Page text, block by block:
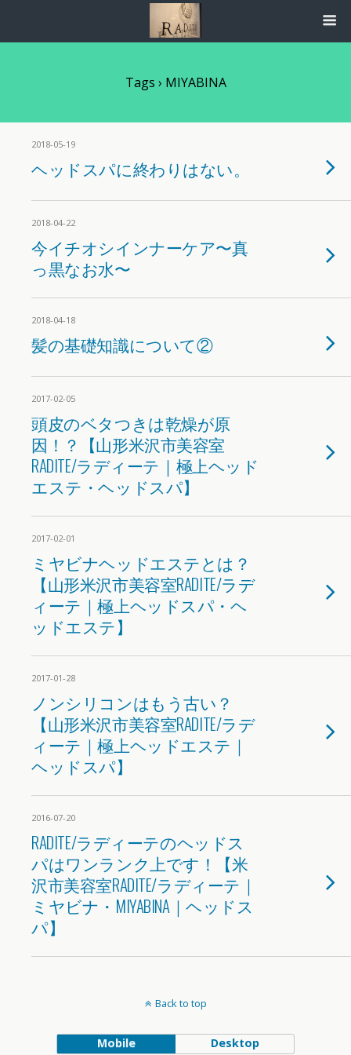
Tags › MIYABINA
2018-05-19
ヘッドスパに終わりはない。
2018-04-22
今イチオシインナーケア〜真
っ黒なお水〜
2018-04-18
髪の基礎知識について②
2017-02-05
頭皮のベタつきは乾燥が原
因！？【山形米沢市美容室
RADITE/ラディーテ｜極上ヘッド
エステ・ヘッドスパ】
2017-02-01
ミヤビナヘッドエステとは？
【山形米沢市美容室RADITE/ラデ
ィーテ｜極上ヘッドスパ・ヘ
ッドエステ】
2017-01-28
ノンシリコンはもう古い？
【山形米沢市美容室RADITE/ラデ
ィーテ｜極上ヘッドエステ｜
ヘッドスパ】
2016-07-20
RADITE/ラディーテのヘッドス
パはワンランク上です！【米
沢市美容室RADITE/ラディーテ｜
ミヤビナ・MIYABINA｜ヘッドス
パ】
Back to top
Mobile Desktop